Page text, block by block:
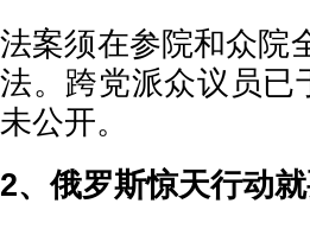
法案须在参院和众院
法。跨党派众议员已
未公开。
2、俄罗斯惊天行动